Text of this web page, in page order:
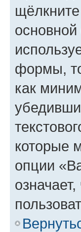
формы,
как
которые
опции